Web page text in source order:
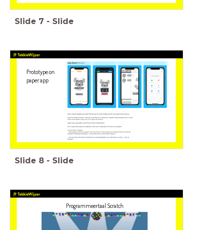
Slide 7 - Slide
Prototype on
paper app
Slide 8 - Slide
Programmeertaal Scratch